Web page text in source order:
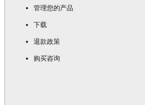
管理您的产品
下载
退款政策
购买咨询